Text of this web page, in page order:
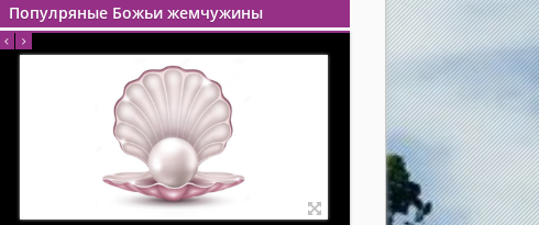
Популряные Божьи жемчужины